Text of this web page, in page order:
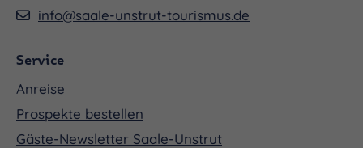
info@saale-unstrut-tourismus.de
Service
Anreise
Prospekte bestellen
Gäste-Newsletter Saale-Unstrut